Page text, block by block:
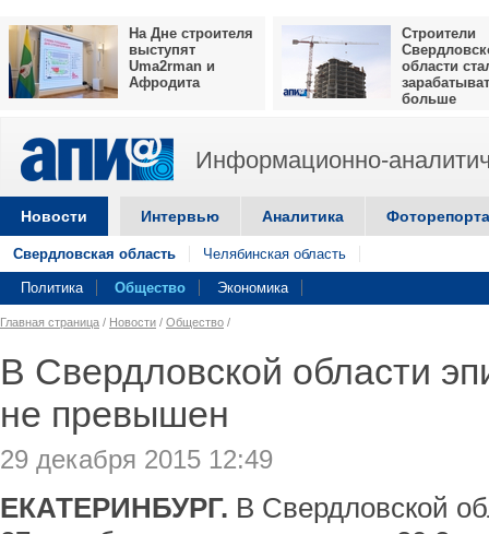
На Дне строителя
выступят
Uma2rman и
Афродита
Строители
области
больше
Информационно-
Новости Интервью Аналитика
Свердловская область Челябинская область
Политика Общество Экономика
Главная страница / Новости / Общество /
В Свердловской области
не превышен
29 декабря 2015 12:49
ЕКАТЕРИНБУРГ. В Свердловской